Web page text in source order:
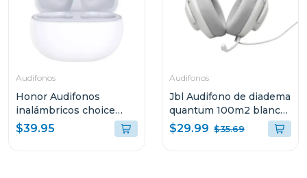
Audifonos
Honor Audifonos
inalámbricos choice
earbuds x7i blanco
me00
$39.95
Audifonos
Jbl Audifono de diadema
quantum 100m2 blanco
qtum100m2
$29.99 $35.69